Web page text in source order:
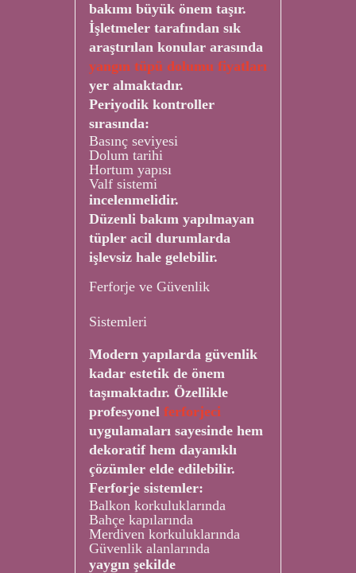
bakımı büyük önem taşır.
İşletmeler tarafından sık
araştırılan konular arasında
yangın tüpü dolumu fiyatları
yer almaktadır.
Periyodik kontroller
sırasında:
Basınç seviyesi
Dolum tarihi
Hortum yapısı
Valf sistemi
incelenmelidir.
Düzenli bakım yapılmayan
tüpler acil durumlarda
işlevsiz hale gelebilir.
Ferforje ve Güvenlik
Sistemleri
Modern yapılarda güvenlik
kadar estetik de önem
taşımaktadır. Özellikle
profesyonel ferforjeci
uygulamaları sayesinde hem
dekoratif hem dayanıklı
çözümler elde edilebilir.
Ferforje sistemler:
Balkon korkuluklarında
Bahçe kapılarında
Merdiven korkuluklarında
Güvenlik alanlarında
yaygın şekilde